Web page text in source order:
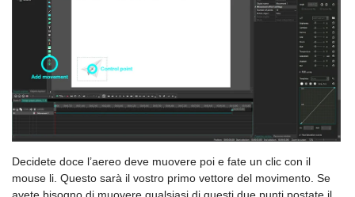
Decidete doce l’aereo deve muovere poi e fate un clic con il
mouse li. Questo sarà il vostro primo vettore del movimento. Se
avete bisogno di muovere qualsiasi di questi due punti postate il